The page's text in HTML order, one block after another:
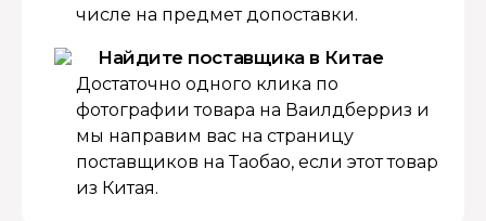
числе на предмет допоставки.
Найдите поставщика в Китае
Достаточно одного клика по
фотографии товара на Ваилдберриз и
мы направим вас на страницу
поставщиков на Таобао, если этот товар
из Китая.